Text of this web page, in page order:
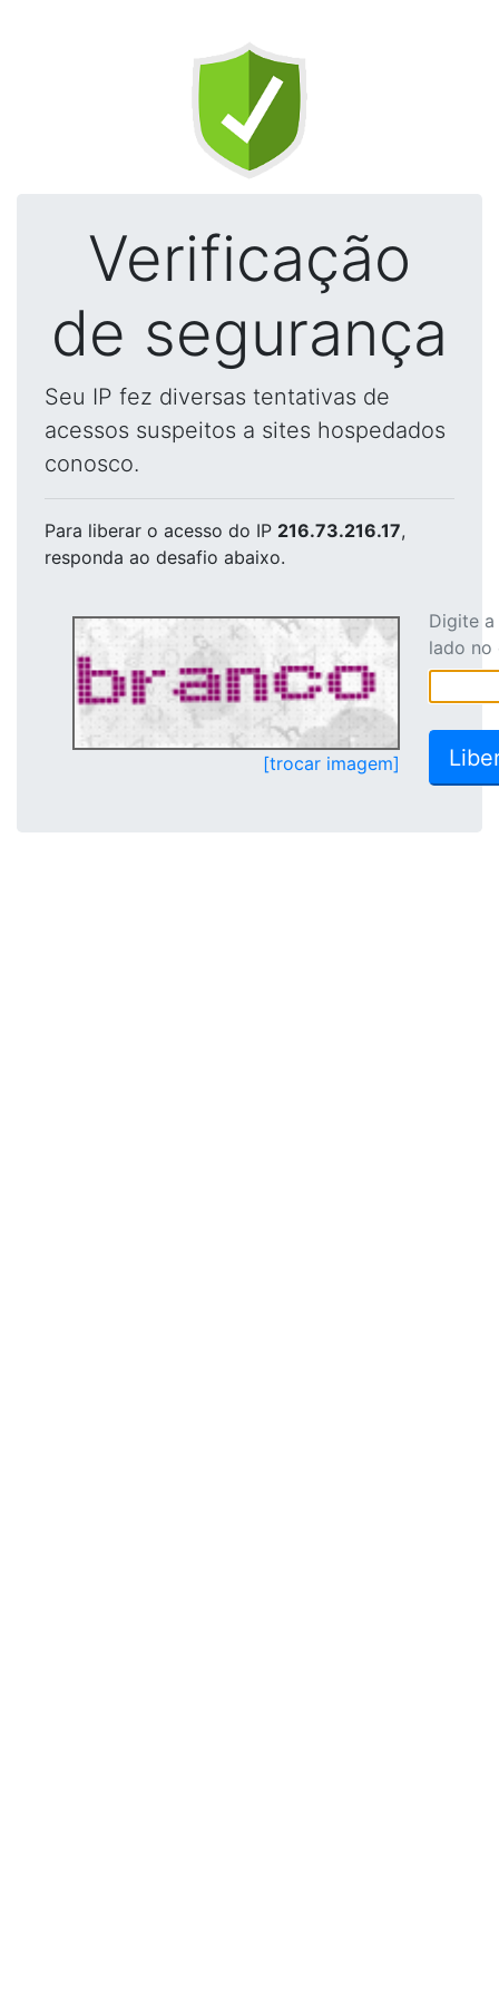
Verificação
de segurança
Seu IP fez diversas tentativas de
acessos suspeitos a sites hospedados
conosco.
Para liberar o acesso do IP 216.73.216.17,
responda ao desafio abaixo.
[trocar imagem]
Digite
lado no